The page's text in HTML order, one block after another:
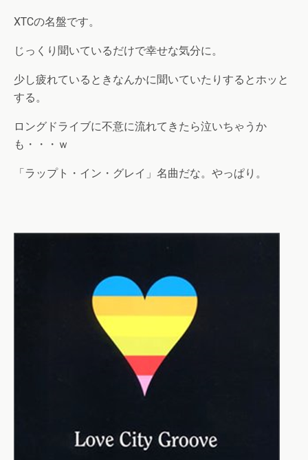
XTCの名盤です。
じっくり聞いているだけで幸せな気分に。
少し疲れているときなんかに聞いていたりするとホッと
する。
ロングドライブに不意に流れてきたら泣いちゃうか
も・・・ｗ
「ラップト・イン・グレイ」名曲だな。やっぱり。